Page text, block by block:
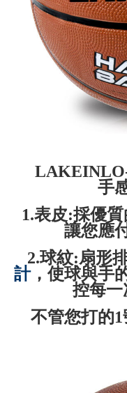
手
1.表皮:採優
讓您應
2.球紋:扇形
計，使球與手
控每一
不管您打的